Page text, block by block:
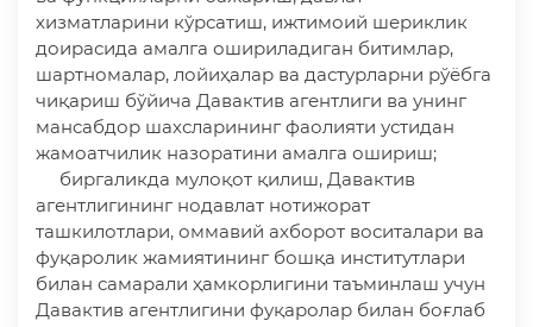
хизматларини кўрсатиш, ижтимоий шериклик
доирасида амалга ошириладиган битимлар,
шартномалар, лойиҳалар ва дастурларни рўёбга
чиқариш бўйича Давактив агентлиги ва унинг
мансабдор шахсларининг фаолияти устидан
жамоатчилик назоратини амалга ошириш;
биргаликда мулоқот қилиш, Давактив
агентлигининг нодавлат нотижорат
ташкилотлари, оммавий ахборот воситалари ва
фуқаролик жамиятининг бошқа институтлари
билан самарали ҳамкорлигини таъминлаш учун
Давактив агентлигини фуқаролар билан боғлаб